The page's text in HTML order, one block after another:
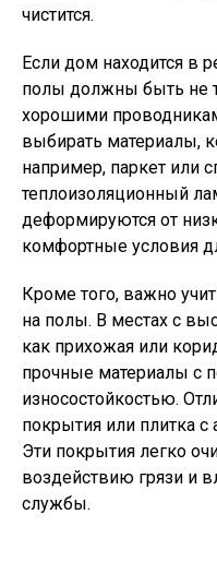
чистится.
Если дом находится в
полы должны быть не
хорошими
выбирать материалы,
например, паркет или
теплоизоляционный
деформируются от
комфортные условия
Кроме того, важно
на полы. В местах с
как прихожая или
прочные материалы с
износостойкостью.
покрытия или плитка
Эти покрытия легко
воздействию грязи и
службы.